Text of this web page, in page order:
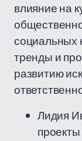
влияние на
социальных
тренды и
развитию
Лидия